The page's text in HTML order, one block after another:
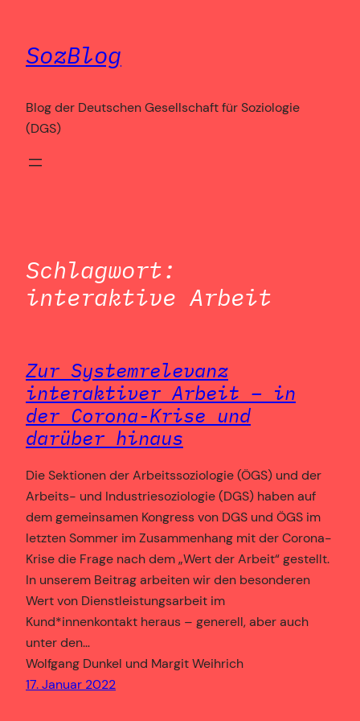
springen
SozBlog
Blog der Deutschen Gesellschaft für Soziologie
(DGS)
Schlagwort:
interaktive Arbeit
Zur Systemrelevanz
interaktiver Arbeit – in
der Corona-Krise und
darüber hinaus
Die Sektionen der Arbeitssoziologie (ÖGS) und der
Arbeits- und Industriesoziologie (DGS) haben auf
dem gemeinsamen Kongress von DGS und ÖGS im
letzten Sommer im Zusammenhang mit der Corona-
Krise die Frage nach dem „Wert der Arbeit“ gestellt.
In unserem Beitrag arbeiten wir den besonderen
Wert von Dienstleistungsarbeit im
Kund*innenkontakt heraus – generell, aber auch
unter den…
Wolfgang Dunkel und Margit Weihrich
17. Januar 2022